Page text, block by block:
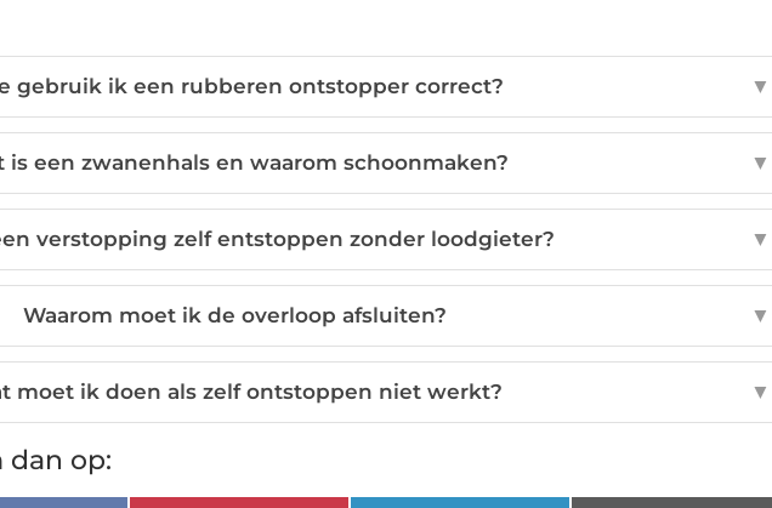
gebruik ik een rubberen ontstopper correct? ▼
is een zwanenhals en waarom schoonmaken? ▼
verstopping zelf entstoppen zonder loodgieter? ▼
Waarom moet ik de overloop afsluiten? ▼
moet ik doen als zelf ontstoppen niet werkt? ▼
dan op: